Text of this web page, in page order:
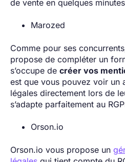
de vente en quelques
Marozed
Comme pour ses
propose de compléter un
s’occupe de créer vos
est que vous pouvez voir un
légales directement lors de
s’adapte parfaitement au
Orson.io
Orson.io vous propose un